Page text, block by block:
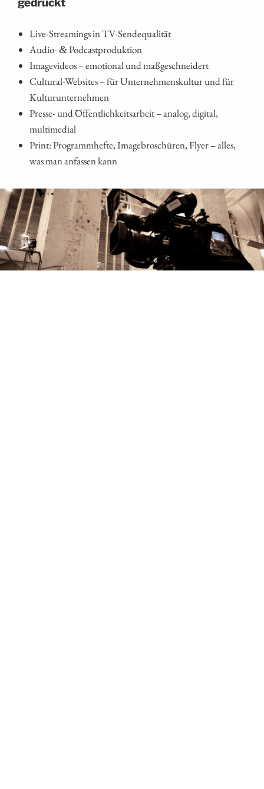
Live-Strea­mings in TV-Sendequalität
Audio- &Podcastproduktion
Image­vi­de­os – emo­tio­nal und maßgeschneidert
Cul­tu­ral-Web­sites – für Unter­neh­mens­kul­tur und für
Kulturunternehmen
Pres­se- und Öffent­lich­keits­ar­beit – ana­log, digi­tal,
multimedial
Print: Pro­gramm­hef­te, Image­bro­schü­ren, Fly­er – alles,
was man anfas­sen kann